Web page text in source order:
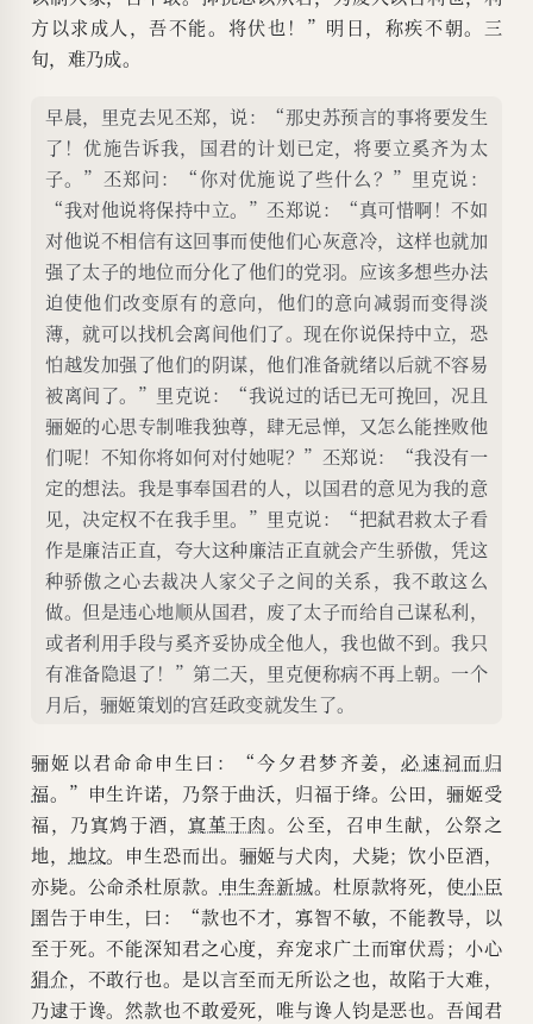
方以求成人，吾不能。将伏也！”明日，称疾不朝。三
旬，难乃成。
早晨，里克去见丕郑，说：“那史苏预言的事将要发生
了！优施告诉我，国君的计划已定，将要立奚齐为太
子。”丕郑问：“你对优施说了些什么？”里克说：
“我对他说将保持中立。”丕郑说：“真可惜啊！不如
对他说不相信有这回事而使他们心灰意冷，这样也就加
强了太子的地位而分化了他们的党羽。应该多想些办法
迫使他们改变原有的意向，他们的意向减弱而变得淡
薄，就可以找机会离间他们了。现在你说保持中立，恐
怕越发加强了他们的阴谋，他们准备就绪以后就不容易
被离间了。”里克说：“我说过的话已无可挽回，况且
骊姬的心思专制唯我独尊，肆无忌惮，又怎么能挫败他
们呢！不知你将如何对付她呢？”丕郑说：“我没有一
定的想法。我是事奉国君的人，以国君的意见为我的意
见，决定权不在我手里。”里克说：“把弑君救太子看
作是廉洁正直，夸大这种廉洁正直就会产生骄傲，凭这
种骄傲之心去裁决人家父子之间的关系，我不敢这么
做。但是违心地顺从国君，废了太子而给自己谋私利，
或者利用手段与奚齐妥协成全他人，我也做不到。我只
有准备隐退了！”第二天，里克便称病不再上朝。一个
月后，骊姬策划的宫廷政变就发生了。
骊姬以君命命申生曰：“今夕君梦齐姜，必速祠而归
福。”申生许诺，乃祭于曲沃，归福于绛。公田，骊姬受
福，乃寘鸩于酒， 寘堇于肉。公至，召申生献，公祭之
地， 地坟。申生恐而出。骊姬与犬肉，犬毙；饮小臣酒，
亦毙。公命杀杜原款。
申生奔新城。杜原款将死，使小臣
圉告于申生，曰：“款也不才，寡智不敏，不能教导，以
至于死。不能深知君之心度，弃宠求广土而窜伏焉；小心
狷介，不敢行也。是以言至而无所讼之也，故陷于大难，
乃逮于谗。然款也不敢爱死，唯与谗人钧是恶也。吾闻君